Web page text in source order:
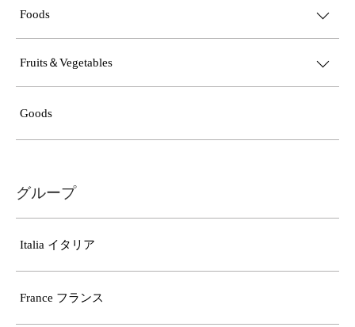
Foods
Fruits＆Vegetables
Goods
グループ
Italia イタリア
France フランス